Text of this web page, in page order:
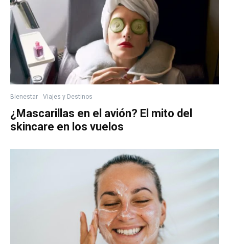
Bienestar Viajes y Destinos
¿Mascarillas en el avión? El mito del
skincare en los vuelos